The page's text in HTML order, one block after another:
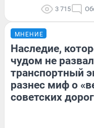
3 715
МНЕНИЕ
Наследие,
чудом не
транспортный
разнес миф о
советских